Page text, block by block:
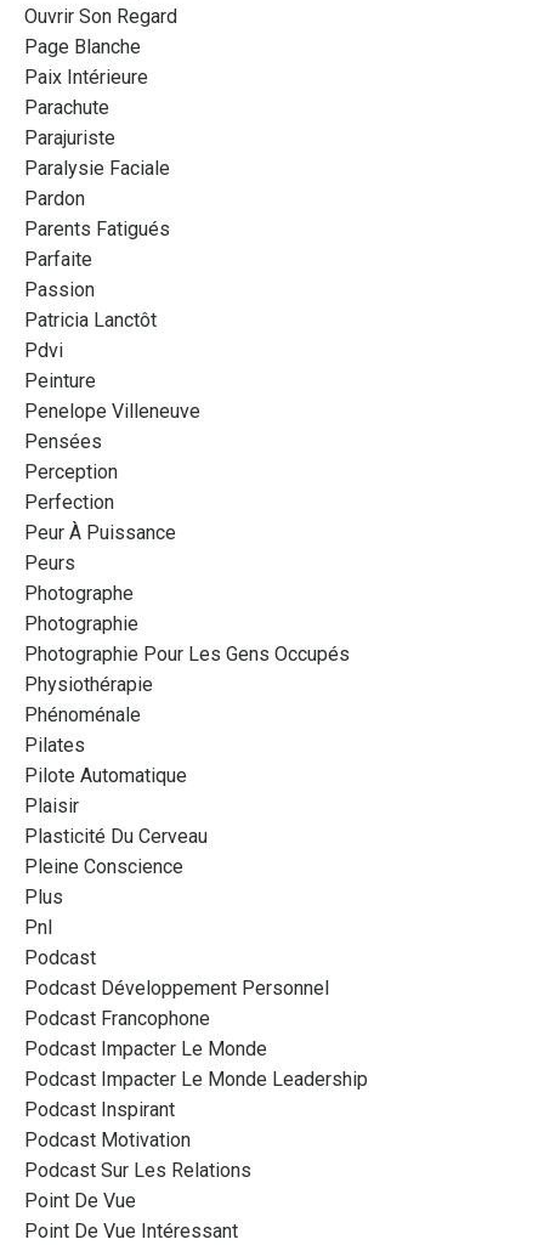
Ouvrir Son Regard
Page Blanche
Paix Intérieure
Parachute
Parajuriste
Paralysie Faciale
Pardon
Parents Fatigués
Parfaite
Passion
Patricia Lanctôt
Pdvi
Peinture
Penelope Villeneuve
Pensées
Perception
Perfection
Peur À Puissance
Peurs
Photographe
Photographie
Photographie Pour Les Gens Occupés
Physiothérapie
Phénoménale
Pilates
Pilote Automatique
Plaisir
Plasticité Du Cerveau
Pleine Conscience
Plus
Pnl
Podcast
Podcast Développement Personnel
Podcast Francophone
Podcast Impacter Le Monde
Podcast Impacter Le Monde Leadership
Podcast Inspirant
Podcast Motivation
Podcast Sur Les Relations
Point De Vue
Point De Vue Intéressant